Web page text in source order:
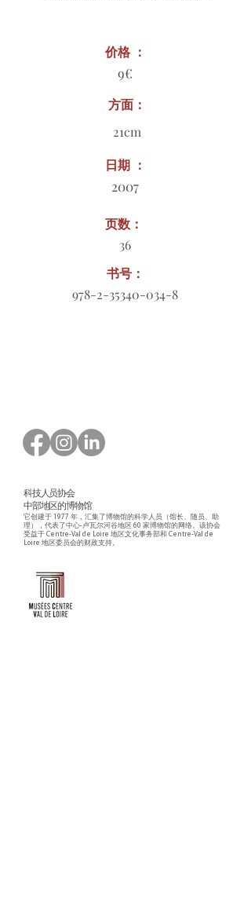
价格 ：
9€
方面：
21cm
日期 ：
2007
页数：
36
书号：
978-2-35340-034-8
科技人员协会
中部地区的博物馆
它创建于 1977 年，汇集了博物馆的科学人员（馆长、随员、助
理），代表了中心-卢瓦尔河谷地区 60 家博物馆的网络。该协会
受益于 Centre-Val de Loire 地区文化事务部和 Centre-Val de
Loire 地区委员会的财政支持。